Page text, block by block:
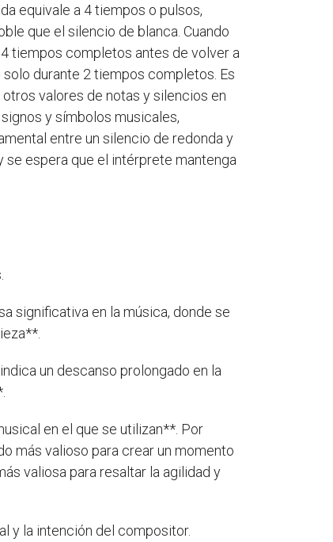
equivale a 4 tiempos o pulsos,
que el silencio de blanca. Cuando
tiempos completos antes de volver a
durante 2 tiempos completos. Es
valores de notas y silencios en
y símbolos musicales,
entre un silencio de redonda y
se espera que el intérprete mantenga
significativa en la música, donde se
un descanso prolongado en la
en el que se utilizan**. Por
más valioso para crear un momento
valiosa para resaltar la agilidad y
y la intención del compositor.